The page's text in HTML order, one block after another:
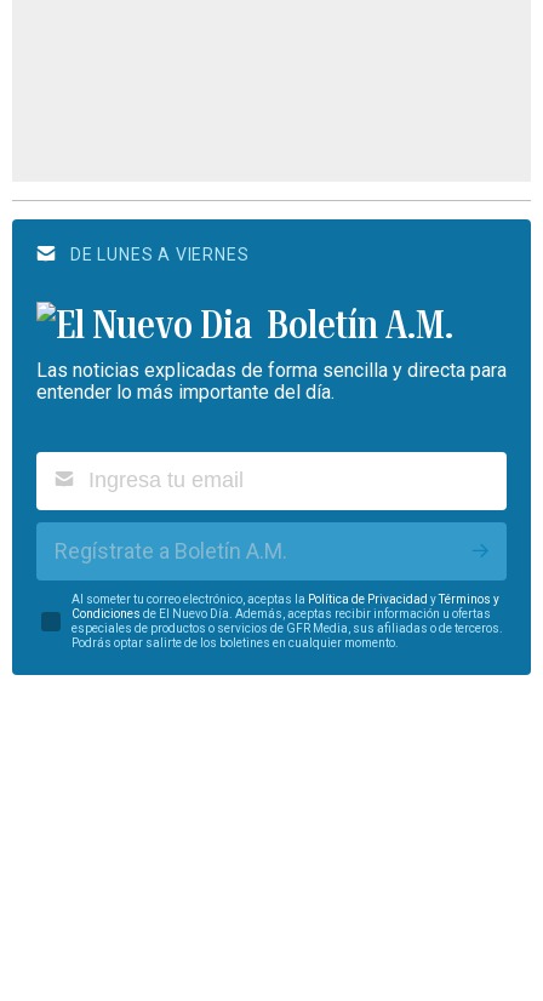
DE LUNES A VIERNES
Boletín A.M.
Las noticias explicadas de forma sencilla y directa para
entender lo más importante del día.
Regístrate a Boletín A.M.
Al someter tu correo electrónico, aceptas la Política de Privacidad yTérminos y
Condiciones de El Nuevo Día. Además, aceptas recibir información u ofertas
especiales de productos o servicios de GFR Media, sus afiliadas o de terceros.
Podrás optar salirte de los boletines en cualquier momento.